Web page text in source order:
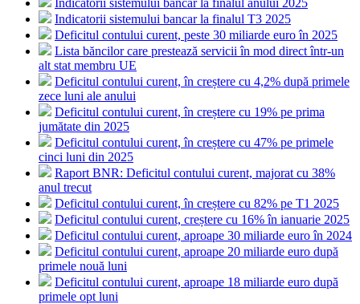
Indicatorii sistemului bancar la finalul T3 2025
Deficitul contului curent, peste 30 miliarde euro în 2025
Lista băncilor care prestează servicii în mod direct într-un
alt stat membru UE
Deficitul contului curent, în creștere cu 4,2% după primele
zece luni ale anului
Deficitul contului curent, în creștere cu 19% pe prima
jumătate din 2025
Deficitul contului curent, în creștere cu 47% pe primele
cinci luni din 2025
Raport BNR: Deficitul contului curent, majorat cu 38%
anul trecut
Deficitul contului curent, în creștere cu 82% pe T1 2025
Deficitul contului curent, creștere cu 16% în ianuarie 2025
Deficitul contului curent, aproape 30 miliarde euro în 2024
Deficitul contului curent, aproape 20 miliarde euro după
primele nouă luni
Deficitul contului curent, aproape 18 miliarde euro după
primele opt luni